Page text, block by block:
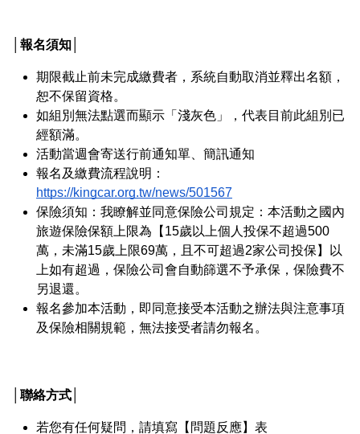
│報名須知│
期限截止前未完成繳費者，系統自動取消並釋出名額，
恕不保留資格。
如組別無法點選而顯示「淺灰色」，代表目前此組別已
經額滿。
活動當週會寄送行前通知單、簡訊通知
報名及繳費流程說明：
https://kingcar.org.tw/news/501567
保險須知：我瞭解並同意保險公司規定：本活動之國內
旅遊保險保額上限為【15歲以上個人投保不超過500
萬，未滿15歲上限69萬，且不可超過2家公司投保】以
上如有超過，保險公司會自動篩選不予承保，保險費不
另退還。
報名參加本活動，即同意接受本活動之辦法與注意事項
及保險相關規範，無法接受者請勿報名。
│聯絡方式│
若您有任何疑問，請填寫【問題反應】表